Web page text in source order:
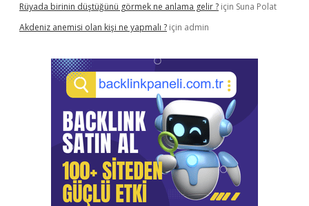
Rüyada birinin düştüğünü görmek ne anlama gelir ? için Suna Polat
Akdeniz anemisi olan kişi ne yapmalı ? için admin